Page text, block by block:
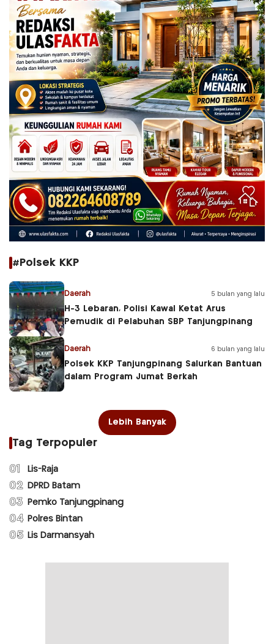
#Polsek KKP
Daerah 5 bulan yang lalu
H-3 Lebaran, Polisi Kawal Ketat Arus
Pemudik di Pelabuhan SBP Tanjungpinang
Daerah 6 bulan yang lalu
Polsek KKP Tanjungpinang Salurkan Bantuan
dalam Program Jumat Berkah
Lebih Banyak
Tag Terpopuler
01 Lis-Raja
02 DPRD Batam
03 Pemko Tanjungpinang
04 Polres Bintan
05 Lis Darmansyah